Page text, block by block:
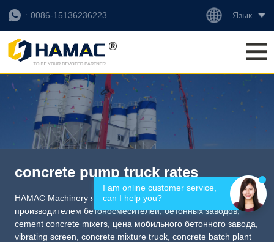
0086-15136236223 Язык
concrete pump truck rates
HAMAC Machinery является профессиональным
производителем бетоносмесителей, бетонных заводов,
cement concrete mixers, цена мобильного бетонного завода
vibrating screen concrete mixture truck, concrete batch plant
I am online customer service,
can I help you?